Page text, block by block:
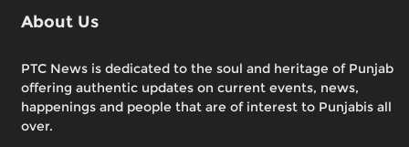
About Us
PTC News is dedicated to the soul and heritage of Punjab
offering authentic updates on current events, news,
happenings and people that are of interest to Punjabis all
over.